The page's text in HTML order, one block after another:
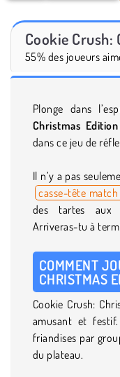
Cookie Crush:
55% des joueurs
Plonge dans
Christmas Edition
dans ce jeu de
Il n’y a pas
casse-tête match
des tartes aux
Arriveras-tu à
COMMENT
CHRISTMAS
Cookie Crush:
amusant et
friandises par
du plateau.